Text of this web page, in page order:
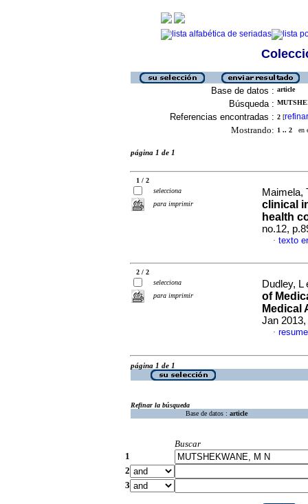
Base de datos : article
Búsqueda :
Referencias encontradas : 2 [refinar
Mostrando: 1 .. 2 en
página 1 de 1
1 / 2
selecciona
para imprimir
Maimela,
clinical
health
no.12,
· texto
2 / 2
selecciona
para imprimir
Dudley, L
of
Medical
Jan
·
página 1 de 1
Refinar la búsqueda
Base de datos : article
Buscar
1
2
3